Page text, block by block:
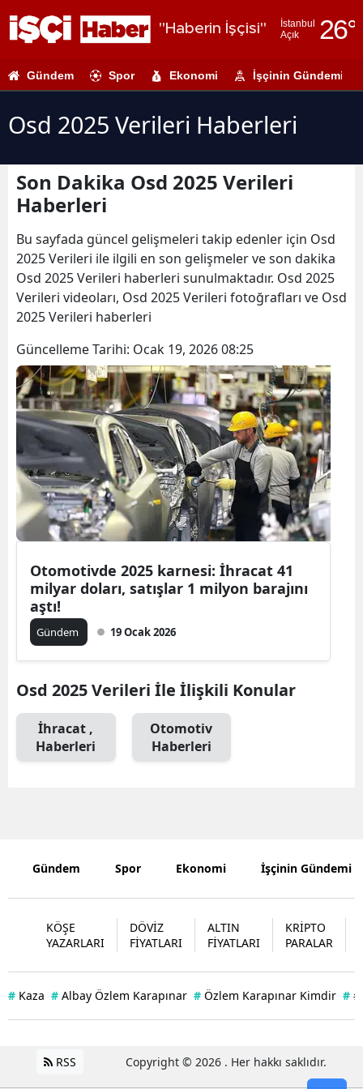
"Haberin İşçisi"
İstanbul
Açık
26°
Adıyaman
Antalya
Artvin
Bilecik
Bingöl
Bitlis
Bolu
Burdur
Bursa
Giresun
Isparta
Gündem Spor Ekonomi İşçinin Gündemi
Osd 2025 Verileri Haberleri
Son Dakika Osd 2025 Verileri
Haberleri
Bu sayfada güncel gelişmeleri takip edenler için Osd
2025 Verileri ile ilgili en son gelişmeler ve son dakika
Osd 2025 Verileri haberleri sunulmaktadır. Osd 2025
Verileri videoları, Osd 2025 Verileri fotoğrafları ve Osd
2025 Verileri haberleri
Güncelleme Tarihi: Ocak 19, 2026 08:25
Otomotivde 2025 karnesi: İhracat 41
milyar doları, satışlar 1 milyon barajını
aştı!
Gündem 19 Ocak 2026
Osd 2025 Verileri İle İlişkili Konular
İhracat ,
Haberleri
Otomotiv
Haberleri
Gündem Spor Ekonomi İşçinin Gündemi
KÖŞE
YAZARLARI
DÖVİZ
FİYATLARI
ALTIN
FİYATLARI
KRİPTO
PARALAR
# Kaza # Albay Özlem Karapınar # Özlem Karapınar Kimdir #
RSS Copyright © 2026 . Her hakkı saklıdır.